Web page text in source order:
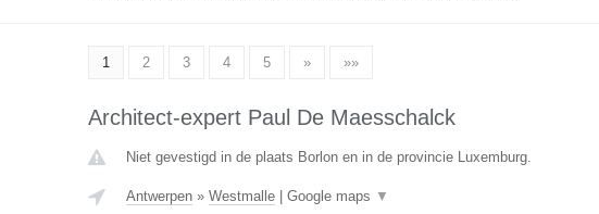
1 2 3 4 5 » »»
Architect-expert Paul De Maesschalck
Niet gevestigd in de plaats Borlon en in de provincie Luxemburg.
Antwerpen» Westmalle| Google maps ▼